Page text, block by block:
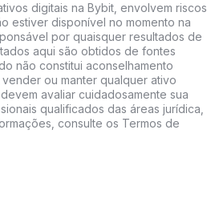
digitais na Bybit, envolvem riscos
estiver disponível no momento na
por quaisquer resultados de
aqui são obtidos de fontes
não constitui aconselhamento
ou manter qualquer ativo
avaliar cuidadosamente sua
qualificados das áreas jurídica,
consulte os Termos de